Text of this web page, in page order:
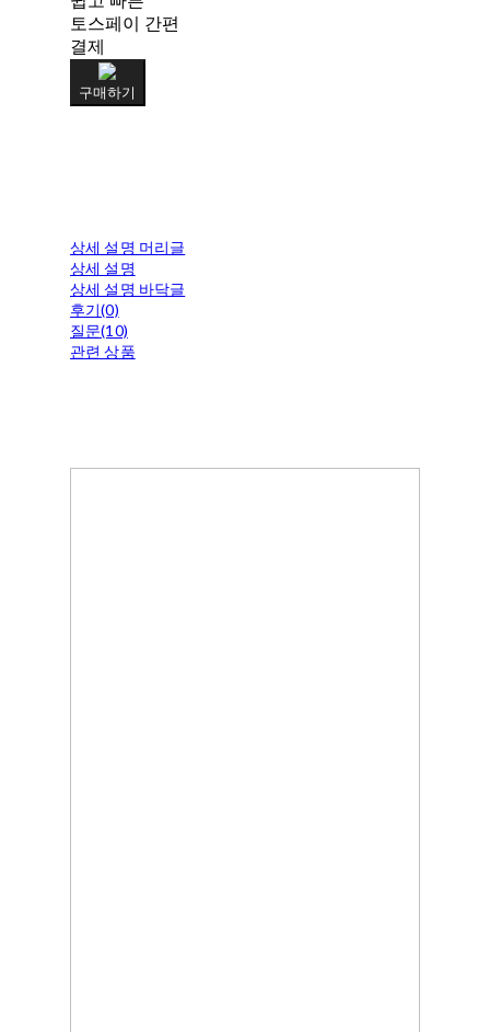
토스페이 간편
결제
구매하기
상세 설명 머리글
상세 설명
상세 설명 바닥글
후기(0)
질문(10)
관련 상품